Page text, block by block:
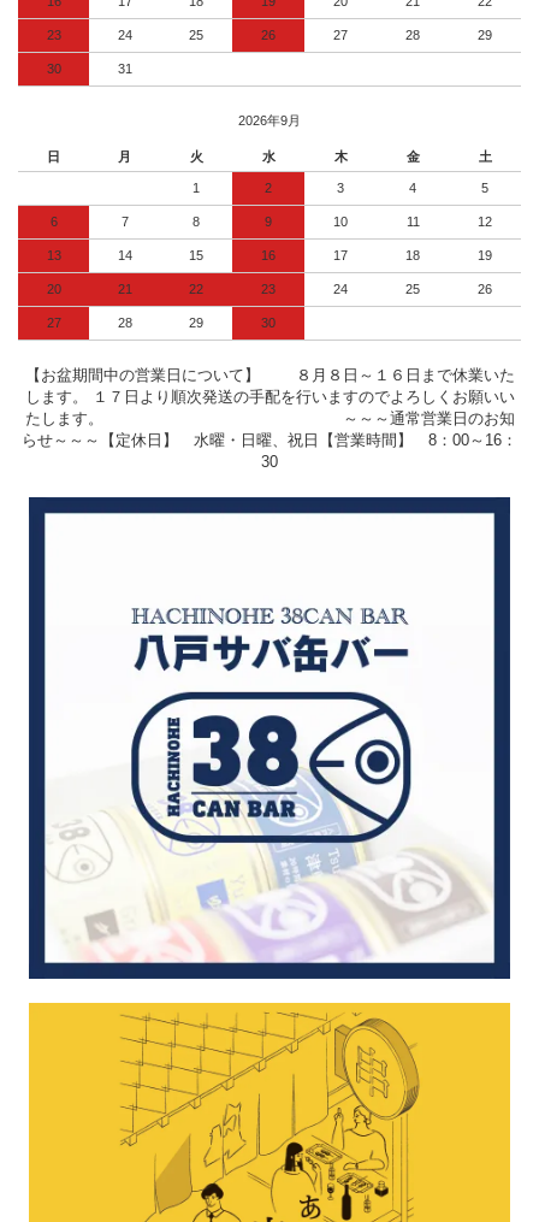
23 24 25 26 27 28 29
30 31
2026年9月
日 月 火 水 木 金 土
1 2 3 4 5
6 7 8 9 10 11 12
13 14 15 16 17 18 19
20 21 22 23 24 25 26
27 28 29 30
【お盆期間中の営業日について】 ８月８日～１６日まで休業いた
します。 １７日より順次発送の手配を行いますのでよろしくお願いい
たします。 ～～～通常営業日のお知
らせ～～～【定休日】 水曜・日曜、祝日【営業時間】 8：00～16：
30